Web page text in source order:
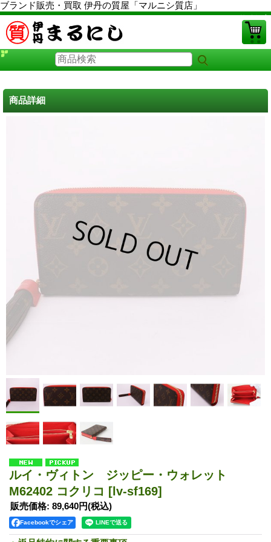
ブランド販売・買取 伊丹の質屋「マルニシ質店」
PCサイト
商品詳細
ルイ・ヴィトン ジッピー・ウォレット
M62402 コクリコ [lv-sf169]
販売価格: 89,640円(税込)
Facebookでシェア